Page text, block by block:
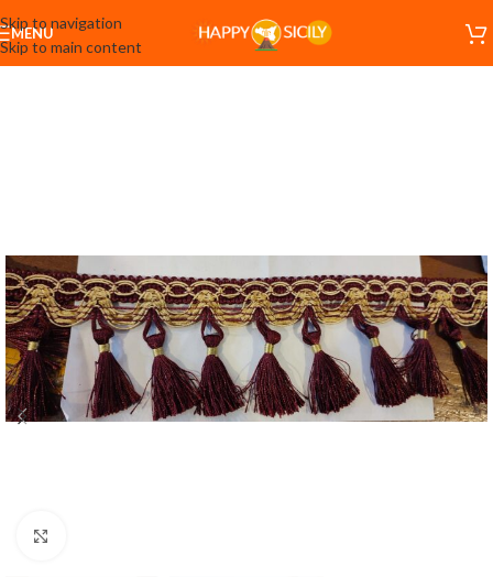
Skip to navigation
Skip to main content
MENU